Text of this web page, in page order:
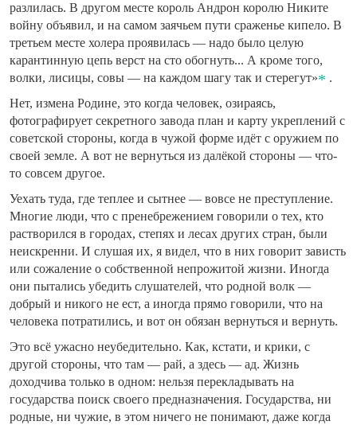
разлилась. В другом месте король Андрон королю Никите
войну объявил, и на самом заячьем пути сраженье кипело. В
третьем месте холера проявилась — надо было целую
карантинную цепь верст на сто обогнуть... А кроме того,
волки, лисицы, совы — на каждом шагу так и стерегут»
.
Нет, измена Родине, это когда человек, озираясь,
фотографирует секретного завода план и карту укреплений с
советской стороны, когда в чужой форме идёт с оружием по
своей земле. А вот не вернуться из далёкой стороны — что-
то совсем другое.
Уехать туда, где теплее и сытнее — вовсе не преступление.
Многие люди, что с пренебрежением говорили о тех, кто
растворился в городах, степях и лесах других стран, были
неискренни. И слушая их, я видел, что в них говорит зависть
или сожаление о собственной непрожитой жизни. Иногда
они пытались убедить слушателей, что родной волк —
добрый и никого не ест, а иногда прямо говорили, что на
человека потратились, и вот он обязан вернуться и вернуть.
Это всё ужасно неубедительно. Как, кстати, и крики, с
другой стороны, что там — рай, а здесь — ад. Жизнь
доходчива только в одном: нельзя перекладывать на
государства поиск своего предназначения. Государства, ни
родные, ни чужие, в этом ничего не понимают, даже когда